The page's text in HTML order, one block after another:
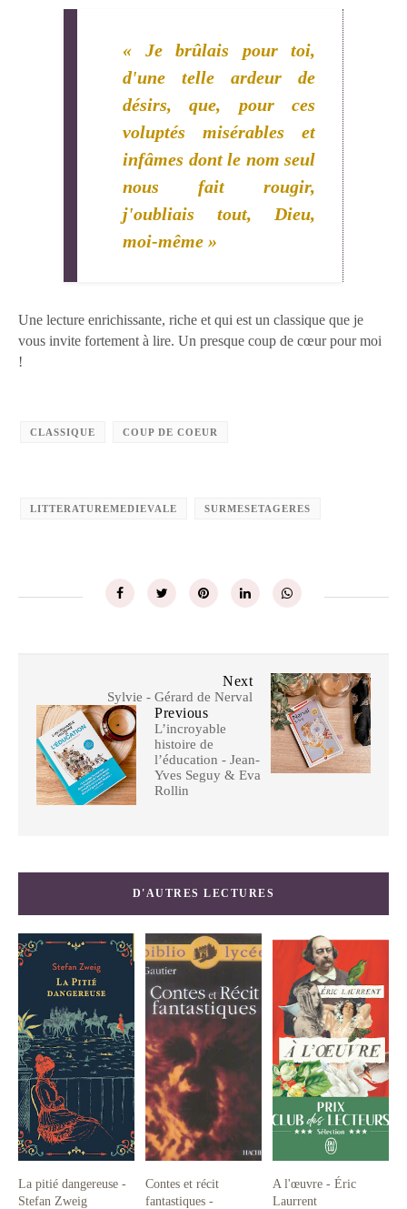
« Je brûlais pour toi,
d'une telle ardeur de
désirs, que, pour ces
voluptés misérables et
infâmes dont le nom seul
nous fait rougir,
j'oubliais tout, Dieu,
moi-même »
Une lecture enrichissante, riche et qui est un classique que je
vous invite fortement à lire. Un presque coup de cœur pour moi
!
CLASSIQUE COUP DE COEUR
LITTERATUREMEDIEVALE SURMESETAGERES
Next
Sylvie - Gérard de Nerval
Previous
L’incroyable
histoire de
l’éducation - Jean-
Yves Seguy & Eva
Rollin
D'AUTRES LECTURES
La pitié dangereuse -
Stefan Zweig
Contes et récit
fantastiques -
A l'œuvre - Éric
Laurrent